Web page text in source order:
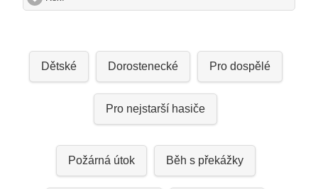
Dětské Dorostenecké Pro dospělé
Pro nejstarší hasiče
Požárná útok Běh s překážky